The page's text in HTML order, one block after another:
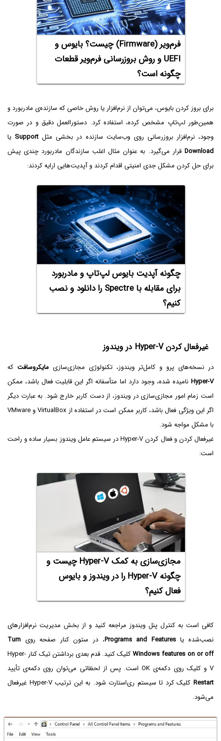
فرم‌ویر (Firmware) چیست؟ بایوس و
UEFI و روش بروزرسانی فرم‌ویر قطعات
چگونه است؟
برای بروز کردن بایوس، می‌توان از نرم‌افزار یا روش خاصی که سازنده‌ی مادربورد و
همین‌طور لپ‌تاپ مشخص کرده، استفاده کرد. دستورالعمل دقیق و در صورت
وجود، نرم‌افزار بروزرسانی روی وب‌سایت سازنده در بخشی مثل Support یا
Download قرار می‌گیرد. به عنوان مثال اغلب سازندگان مادربورد چندی پیش
برای حل کردن مشکل جدی امنیتی اقدام کردند و آپدیت‌هایی ارایه کردند:
چگونه آپدیت بایوس لپ‌تاپ و مادربورد
برای مقابله با Spectre را دانلود و نصب
کنیم؟
غیرفعال کردن Hyper-V در ویندوز
در نسخه‌های پرو و کامل‌تر ویندوز، تکنولوژی مجازی‌سازیمایکروسافت که
Hyper-V نامیده شده، وجود دارد اما متأسفانه اگر این قابلیت فعال باشد، ممکن
است زمام امور مجازی‌سازی در ویندوز، از دست کاربر خارج شود. به عبارت دیگر
اگر این ویژگی فعال باشد، کاربر ممکن است در استفاده از VirtualBox و VMware
با مشکل مواجه شود.
غیرفعال کردن و فعال کردن Hyper-V در سیستم عامل ویندوز بسیار ساده و راحت
است:
مجازی‌سازی به کمک Hyper-V‌ چیست و
چگونه Hyper-V را در ویندوز و بایوس
فعال کنیم؟
کافی است به کنترل پنل ویندوز مراجعه کنید و از بخش مدیریت نرم‌افزارهای
نصب‌شده یاPrograms and Features، در ستون کنار صفحه روی Turn
Windows features on or off
کلیک کنید. قدم بعدی برداشتن تیک کنار Hyper-
V و کلیک روی دکمه‌ی OK است. پس از لحظاتی می‌توان روی دکمه‌ی تأیید
Restart
کلیک کرد تا سیستم ری‌استارت شود. به این ترتیب Hyper-V غیرفعال
می‌شود.